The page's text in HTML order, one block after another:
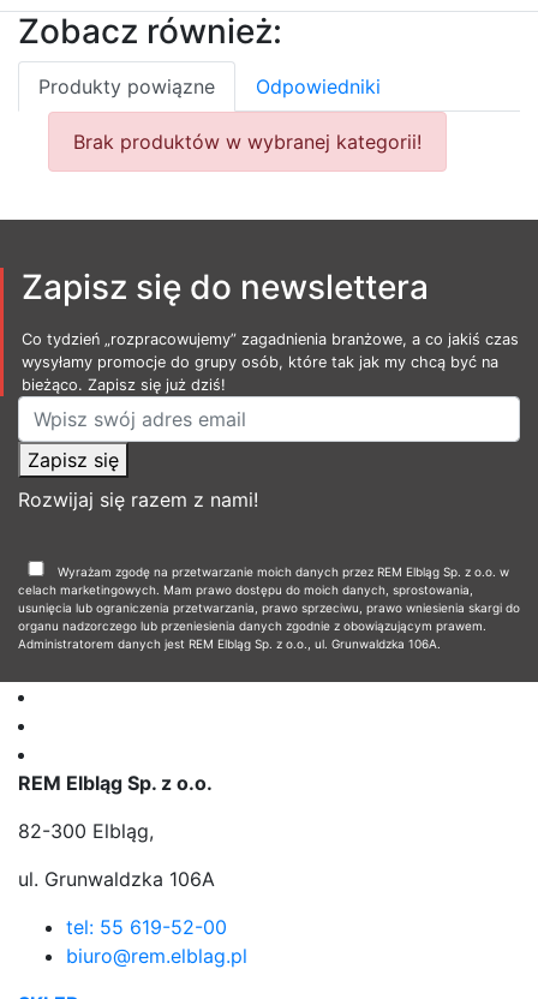
Zobacz również:
Produkty powiązne Odpowiedniki
Brak produktów w wybranej kategorii!
Zapisz się do newslettera
Co tydzień „rozpracowujemy” zagadnienia branżowe, a co jakiś czas
wysyłamy promocje do grupy osób, które tak jak my chcą być na
bieżąco. Zapisz się już dziś!
Zapisz się
Rozwijaj się razem z nami!
Wyrażam zgodę na przetwarzanie moich danych przez REM Elbląg Sp. z o.o. w
celach marketingowych. Mam prawo dostępu do moich danych, sprostowania,
usunięcia lub ograniczenia przetwarzania, prawo sprzeciwu, prawo wniesienia skargi do
organu nadzorczego lub przeniesienia danych zgodnie z obowiązującym prawem.
Administratorem danych jest REM Elbląg Sp. z o.o., ul. Grunwaldzka 106A.
REM Elbląg Sp. z o.o.
82-300 Elbląg,
ul. Grunwaldzka 106A
tel: 55 619-52-00
biuro@rem.elblag.pl